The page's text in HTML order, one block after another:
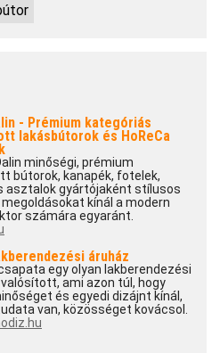
- Prémium kategóriás
lakásbútorok és HoReCa
minőségi, prémium
bútorok, kanapék, fotelek,
asztalok gyártójaként stílusos
kínál a modern
számára egyaránt.
áruház
egy olyan lakberendezési
ami azon túl, hogy
és egyedi dizájnt kínál,
van, közösséget kovácsol.